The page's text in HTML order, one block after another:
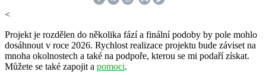
<
Projekt je rozdělen do několika fází a finální podoby by pole mohlo
dosáhnout v roce 2026. Rychlost realizace projektu bude záviset na
mnoha okolnostech a také na podpoře, kterou se mi podaří získat.
Můžete se také zapojit a pomoci.